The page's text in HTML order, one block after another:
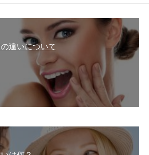
違いについて